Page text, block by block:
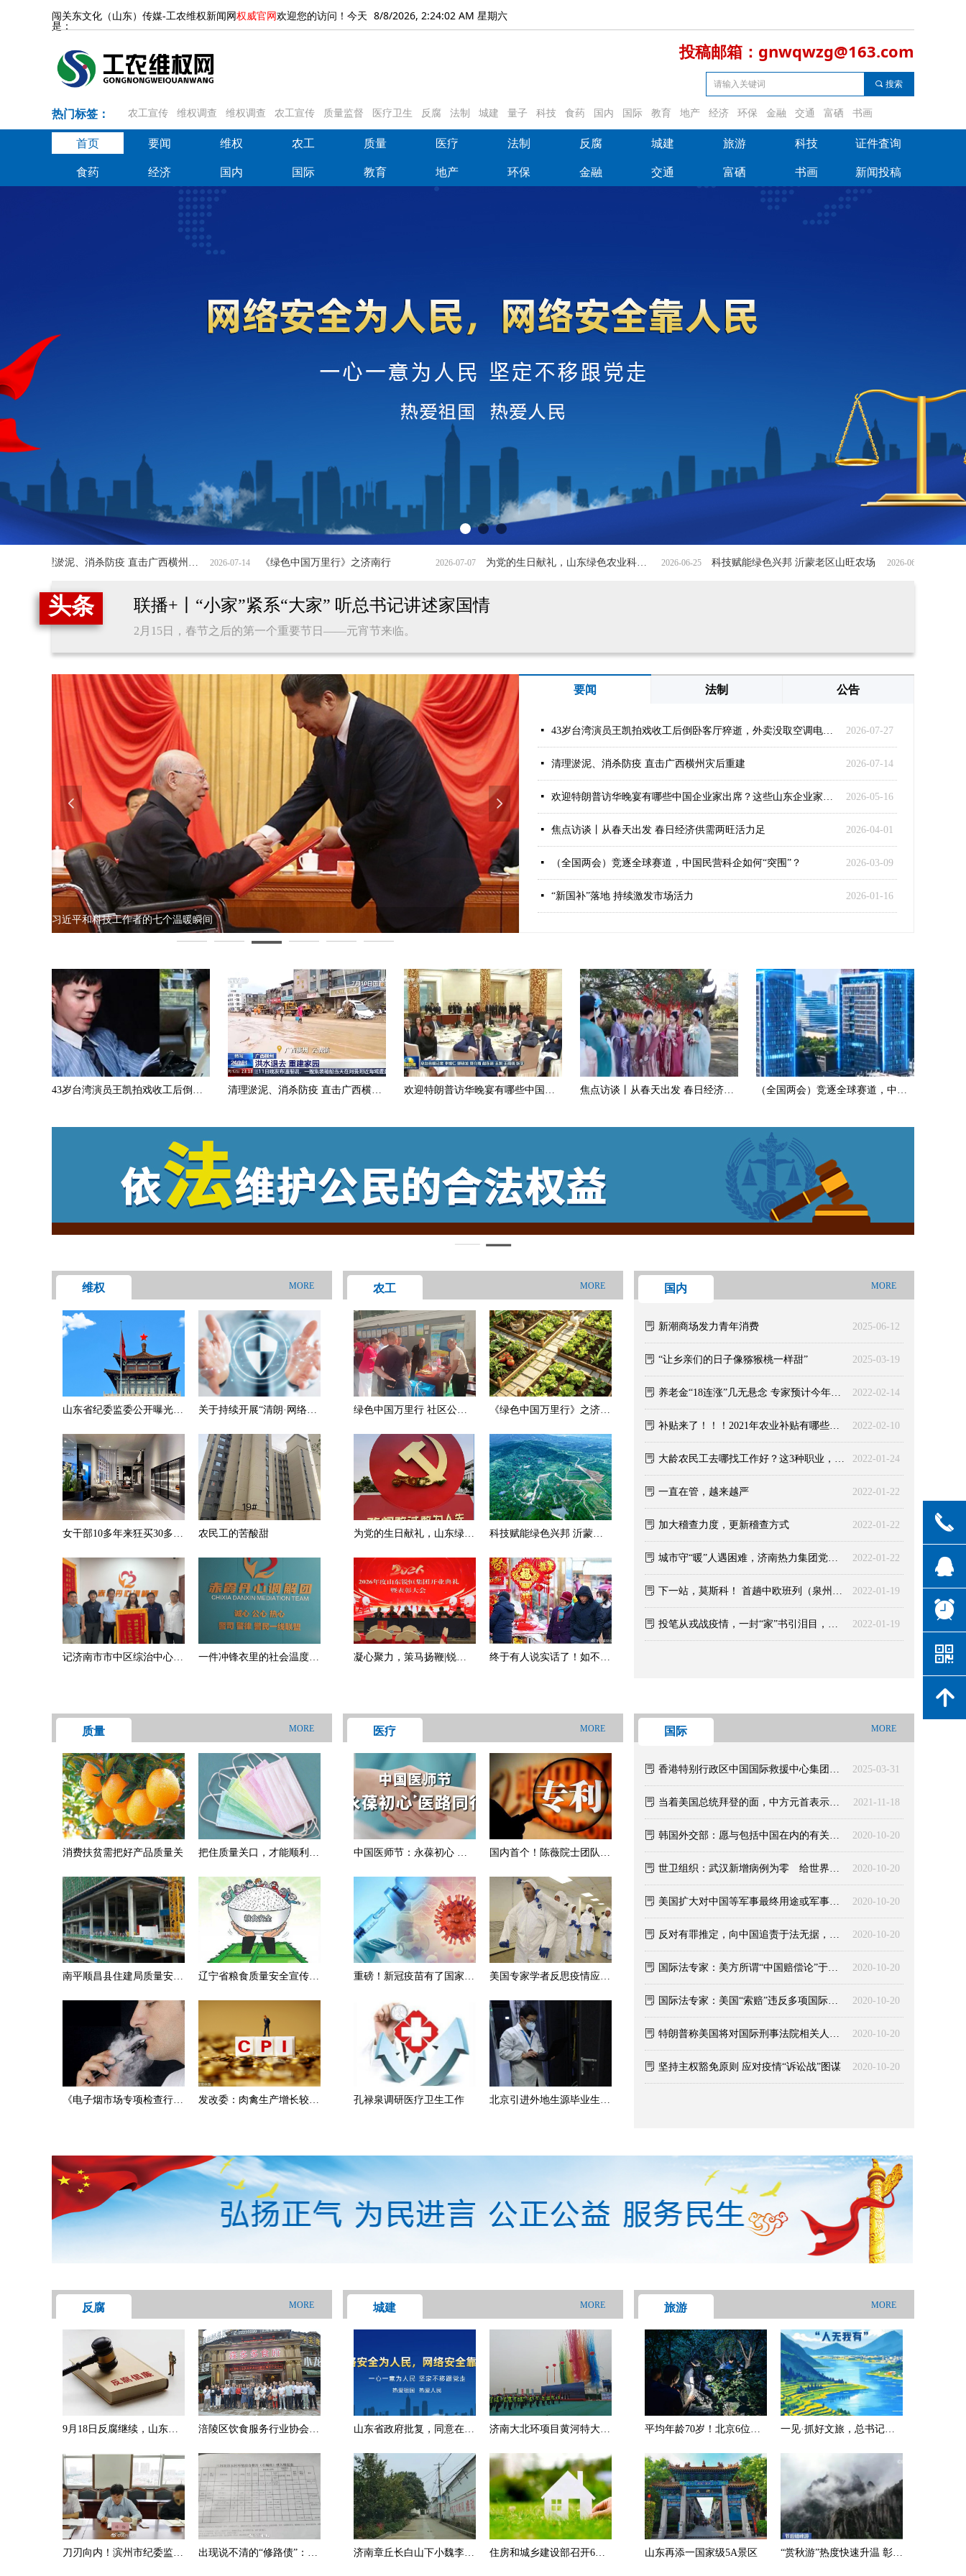
8/8/2026, 2:24:04 AM 星期六
闯关东文化（山东）传媒-工农维权新闻网权威官网欢迎您的访问！今天
是：
끠 搜索
投稿邮箱：gnwqwzg@163.com
热门标签： 农工宣传 维权调查 维权调查 农工宣传 质量监督 医疗卫生 反腐 法制 城建 量子 科技 食药 国内 国际 教育 地产 经济 环保 金融 交通 富硒 书画
首页
首页
要闻
要闻
维权
维权
农工
农工
质量
质量
医疗
医疗
法制
法制
反腐
反腐
城建
城建
旅游
旅游
科技
科技
证件査询
证件査询
食药
经济
国内
国内
国际
教育
地产
地产
环保
金融
交通
富硒
书画
新闻投稿
新闻投稿
要闻 法制 公告
2026-07-27
넷 43岁台湾演员王凯拍戏收工后倒卧客厅猝逝，外卖没取空调电视开着
2026-07-14
넷 清理淤泥、消杀防疫 直击广西横州灾后重建
2026-05-16
넷 欢迎特朗普访华晚宴有哪些中国企业家出席？这些山东企业家在座
2026-04-01
넷 焦点访谈丨从春天出发 春日经济供需两旺活力足
2026-03-09
넷 （全国两会）竞逐全球赛道，中国民营科企如何“突围”？
2026-01-16
넷 “新国补”落地 持续激发市场活力
维权 MORE
山东省纪委监委公开曝光5
型问题
关于持续开展“清朗·网络暴
（第154期）
女干部10多年来狂买30多处
川等地！被留置时仍实控20
多处房产，面对纪委她称买
房钱“都是借的”
农民工的苦酸甜
记济南市市中区综治中心赤
物业纠纷
一件冲锋衣里的社会温度：
农工 MORE
绿色中国万里行 社区公益
《绿色中国万里行》之济南
为党的生日献礼，山东绿色
展助力添彩
科技赋能绿色兴邦 沂蒙老
凝心聚力，策马扬鞭|锐恒
终于有人说实话了！如不出
国内 MORE
2025-06-12
ꂓ 新潮商场发力青年消费
2025-03-19
ꂓ “让乡亲们的日子像猕猴桃一样甜”
2022-02-14
ꂓ 养老金“18连涨”几无悬念 专家预计今年涨幅约为3%
2022-02-10
ꂓ 补贴来了！！！2021年农业补贴有哪些？力度可观！
2022-01-24
ꂓ 大龄农民工去哪找工作好？这3种职业，可确保收入
2022-01-22
ꂓ 一直在管，越来越严
2022-01-22
ꂓ 加大稽查力度，更新稽查方式
2022-01-22
ꂓ 城市守“暖”人遇困难，济南热力集团党委冬日慰问暖人心
2022-01-19
ꂓ 下一站，莫斯科！ 首趟中欧班列（泉州—莫斯科）发车啦
2022-01-19
ꂓ 投笔从戎战疫情，一封“家”书引泪目，河南安阳教师群体组织队伍支援疫情防控
质量 MORE
消费扶贫需把好产品质量关
把住质量关口，才能顺利出
南平顺昌县住建局质量安全
辽宁省粮食质量安全宣传周
《电子烟市场专项检查行动
发改委：肉禽生产增长较快
习近平和科技工作者的七个温暖瞬间
넳 넲
头条 联播+丨“小家”紧系“大家” 听总书记讲述家国情
2月15日，春节之后的第一个重要节日——元宵节来临。
城建 MORE
山东省政府批复，同意在济
发区，具体范围公布
济南大北环项目黄河特大桥
济南章丘长白山下小魏李
住房和城乡建设部召开6个
反腐
9月18日反腐继续，山东一
腐风暴不停歇
涪陵区饮食服务行业协会举
刀刃向内！滨州市纪委监委
出现说不清的“修路债”：镇
MORE
中国医师节：永葆初心 医
国内首个！陈薇院士团队新
重磅！新冠疫苗有了国家技
美国专家学者反思疫情应对
孔禄泉调研医疗卫生工作
北京引进外地生源毕业生原
医疗 MORE MORE
国际
2025-03-31
ꂓ 香港特别行政区中国国际救援中心集团有限公司山东应急救援总队
2021-11-18
ꂓ 当着美国总统拜登的面，中方元首表示：台若突破红线，将采取断然措施
2020-10-20
ꂓ 韩国外交部：愿与包括中国在内的有关国家加强战疫合作
2020-10-20
ꂓ 世卫组织：武汉新增病例为零 给世界带来希望
2020-10-20
ꂓ 美国扩大对中国等军事最终用途或军事最终用户的出口审核
2020-10-20
ꂓ 反对有罪推定，向中国追责于法无据，于理不通
2020-10-20
ꂓ 国际法专家：美方所谓“中国赔偿论”于理不通、于法无据
2020-10-20
ꂓ 国际法专家：美国“索赔”违反多项国际法基本原则
2020-10-20
ꂓ 特朗普称美国将对国际刑事法院相关人员实施制裁
2020-10-20
ꂓ 坚持主权豁免原则 应对疫情“诉讼战”图谋
43岁台湾演员王凯拍戏收工后倒卧
清理淤泥、消杀防疫 直击广西横州
欢迎特朗普访华晚宴有哪些中国企
焦点访谈丨从春天出发 春日经济供
（全国两会）竞逐全球赛道，中国
旅游 MORE
平均年龄70岁！北京6位老
消防深夜冒雨救援
一见·抓好文旅，总书记为
山东再添一国家级5A景区
“赏秋游”热度快速升温 彰显
2026-07-14
清理淤泥、消杀防疫 直击广西横州灾后重建 2026-07-07
《绿色中国万里行》之济南行 2026-06-25
为党的生日献礼，山东绿色农业科技为热土新疆生态发展助力添彩 2026-06-08
科技赋能绿色兴邦 沂蒙老区山旺农场
끅
뀩
뀥
낃
녕